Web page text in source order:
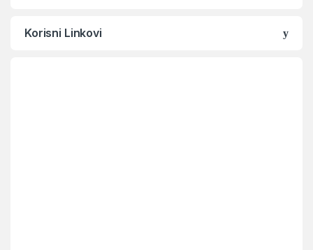
Korisni Linkovi